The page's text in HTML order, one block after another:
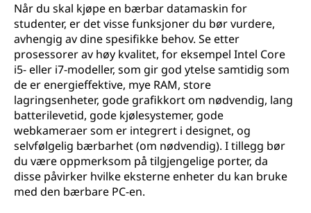
Når du skal kjøpe en bærbar datamaskin for
studenter, er det visse funksjoner du bør vurdere,
avhengig av dine spesifikke behov. Se etter
prosessorer av høy kvalitet, for eksempel Intel Core
i5- eller i7-modeller, som gir god ytelse samtidig som
de er energieffektive, mye RAM, store
lagringsenheter, gode grafikkort om nødvendig, lang
batterilevetid, gode kjølesystemer, gode
webkameraer som er integrert i designet, og
selvfølgelig bærbarhet (om nødvendig). I tillegg bør
du være oppmerksom på tilgjengelige porter, da
disse påvirker hvilke eksterne enheter du kan bruke
med den bærbare PC-en.